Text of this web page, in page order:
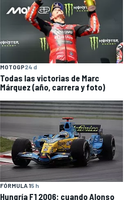
MOTOGP24 d
Todas las victorias de Marc
Márquez (año, carrera y foto)
FÓRMULA 15 h
Hungría F1 2006: cuando Alonso